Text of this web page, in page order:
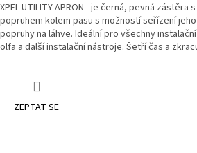
XPEL UTILITY APRON - je černá, pevná zástěra
popruhem kolem pasu s možností seřízení
popruhy na láhve. Ideální pro všechny
olfa a další instalační nástroje. Šetří čas a
ZEPTAT SE